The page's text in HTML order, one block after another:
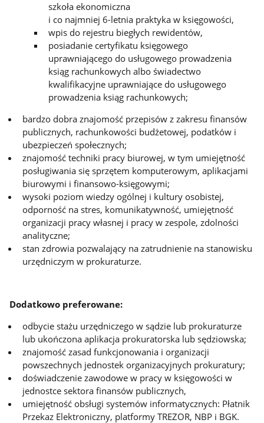
szkoła ekonomiczna
i co najmniej 6-letnia praktyka w księgowości,
wpis do rejestru biegłych rewidentów,
posiadanie certyfikatu księgowego
uprawniającego do usługowego prowadzenia
ksiąg rachunkowych albo świadectwo
kwalifikacyjne uprawniające do usługowego
prowadzenia ksiąg rachunkowych;
bardzo dobra znajomość przepisów z zakresu finansów
publicznych, rachunkowości budżetowej, podatków i
ubezpieczeń społecznych;
znajomość techniki pracy biurowej, w tym umiejętność
posługiwania się sprzętem komputerowym, aplikacjami
biurowymi i finansowo-księgowymi;
wysoki poziom wiedzy ogólnej i kultury osobistej,
odporność na stres, komunikatywność, umiejętność
organizacji pracy własnej i pracy w zespole, zdolności
analityczne;
stan zdrowia pozwalający na zatrudnienie na stanowisku
urzędniczym w prokuraturze.
Dodatkowo preferowane:
odbycie stażu urzędniczego w sądzie lub prokuraturze
lub ukończona aplikacja prokuratorska lub sędziowska;
znajomość zasad funkcjonowania i organizacji
powszechnych jednostek organizacyjnych prokuratury;
doświadczenie zawodowe w pracy w księgowości w
jednostce sektora finansów publicznych,
umiejętność obsługi systemów informatycznych: Płatnik
Przekaz Elektroniczny, platformy TREZOR, NBP i BGK.